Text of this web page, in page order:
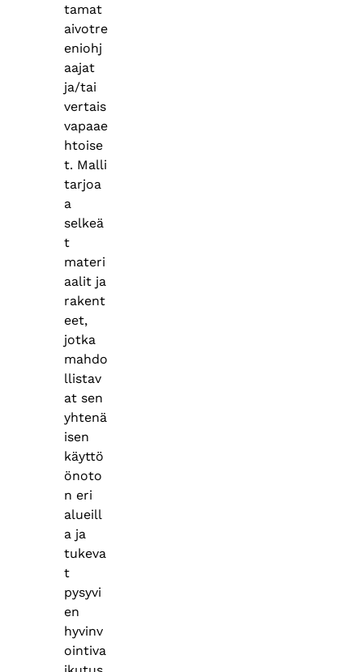
tamat
aivotre
eniohj
aajat
ja/tai
vertais
vapaae
htoise
t. Malli
tarjoa
a
selkeä
t
materi
aalit ja
rakent
eet,
jotka
mahdo
llistav
at sen
yhtenä
isen
käyttö
önoto
n eri
alueill
a ja
tukeva
t
pysyvi
en
hyvinv
ointiva